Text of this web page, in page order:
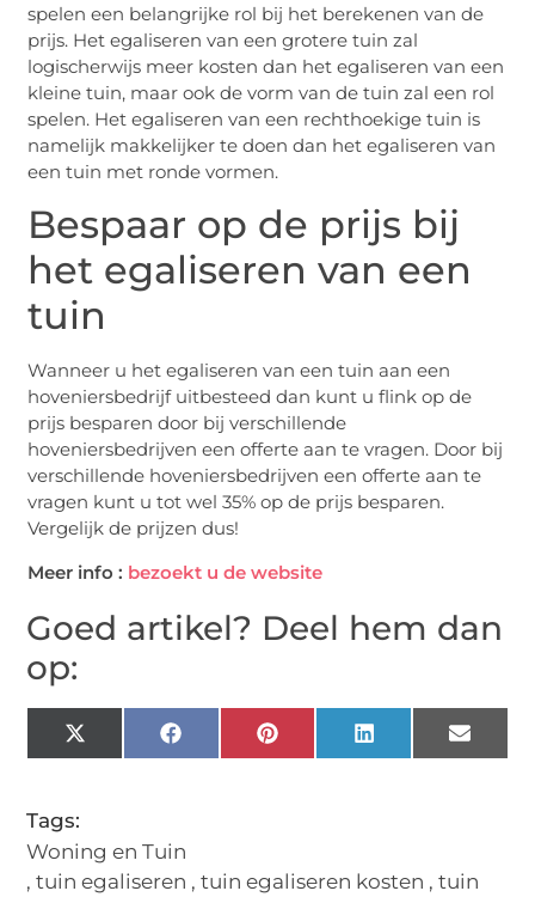
spelen een belangrijke rol bij het berekenen van de
prijs. Het egaliseren van een grotere tuin zal
logischerwijs meer kosten dan het egaliseren van een
kleine tuin, maar ook de vorm van de tuin zal een rol
spelen. Het egaliseren van een rechthoekige tuin is
namelijk makkelijker te doen dan het egaliseren van
een tuin met ronde vormen.
Bespaar op de prijs bij
het egaliseren van een
tuin
Wanneer u het egaliseren van een tuin aan een
hoveniersbedrijf uitbesteed dan kunt u flink op de
prijs besparen door bij verschillende
hoveniersbedrijven een offerte aan te vragen. Door bij
verschillende hoveniersbedrijven een offerte aan te
vragen kunt u tot wel 35% op de prijs besparen.
Vergelijk de prijzen dus!
Meer info : bezoekt u de website
Goed artikel? Deel hem dan
op:
X
(Twitter)
FacebookPinterestLinkedIn Email
Tags:
Woning en Tuin
,tuin egaliseren ,tuin egaliseren kosten ,tuin